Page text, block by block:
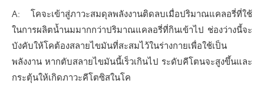
A: โคจะเข้าสู่ภาวะสมดุลพลังงานติดลบเมื่อปริมาณแคลอรี่ที่ใช้
ในการผลิตน้ำนมมากกว่าปริมาณแคลอรี่ที่กินเข้าไป ช่องว่างนี้จะ
บังคับให้โคต้องสลายไขมันที่สะสมไว้ในร่างกายเพื่อใช้เป็น
พลังงาน หากตับสลายไขมันนี้เร็วเกินไป ระดับคีโตนจะสูงขึ้นและ
กระตุ้นให้เกิดภาวะคีโตซิสในโค